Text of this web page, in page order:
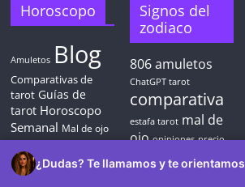
Horoscopo
Amuletos Blog
Comparativas de
tarot Guías de
tarot Horoscopo
Semanal Mal de ojo
Tarot telefónico
Uncateg
Signos del
zodiaco
806amuletos
ChatGPT tarot
comparativa
estafa tarot mal de
ojo opiniones precio
tarot barato
¿Dudas? Te llamamos y te orientamos